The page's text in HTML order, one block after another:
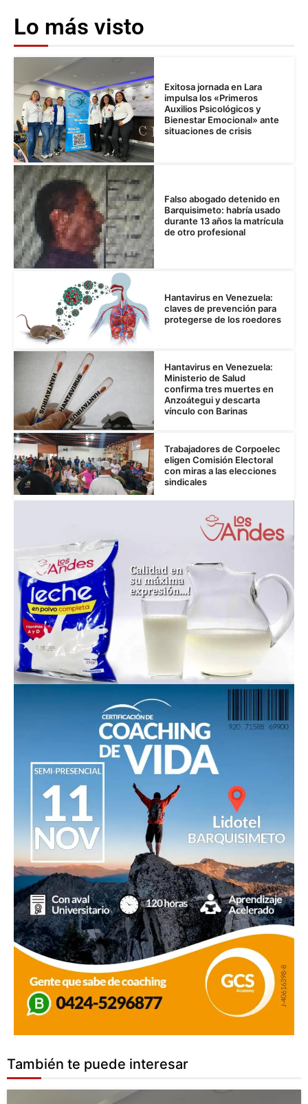
Lo más visto
Exitosa jornada en Lara
impulsa los «Primeros
Auxilios Psicológicos y
Bienestar Emocional» ante
situaciones de crisis
Falso abogado detenido en
Barquisimeto: habría usado
durante 13 años la matrícula
de otro profesional
Hantavirus en Venezuela:
claves de prevención para
protegerse de los roedores
Hantavirus en Venezuela:
Ministerio de Salud
confirma tres muertes en
Anzoátegui y descarta
vínculo con Barinas
Trabajadores de Corpoelec
eligen Comisión Electoral
con miras a las elecciones
sindicales
También te puede interesar